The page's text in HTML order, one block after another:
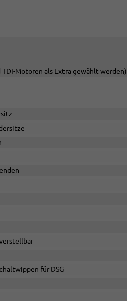
TDI-Motoren als Extra gewählt werden)
für DSG